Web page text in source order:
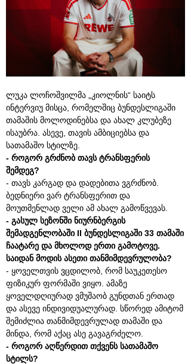
ლუკა ლოჩოშვილმა „კიოლნის“ საიტს
ინტერვიუ მისცა, რომელშიც ბუნდესლიგაში
თამაშის მოლოდინებსა და ახალ კლუბეზე
ისაუბრა. ასევე, თავის ამბიციებსა და
სათამაშო სტილზე.
- როგორ გრძნობ თავს ტრანსფერის
შემდეგ?
- თავს კარგად და დადებითა ვგრძნობ.
ბედნიერი ვარ ტრანსფერით და
მოუთმენლად ველი ამ ახალ გამოწვევას.
- გასულ სეზონში ნიურნბერგის
შემადგენლობაში II ბუნდესლიგაში 33 თამაში
ჩაატარე და მხოლოდ ერთი გამოტოვე.
საიდან მოდის ასეთი თანმიმდევრულობა?
- ყოველთვის ვცდილობ, რომ საუკეთესო
ფიზიკურ ფორმაში ვიყო. ამაზე
ყოველდღიურად ვმუშაობ გუნდთან ერთად
და ასევე ინდივიდუალურად. სწორედ ამიტომ
შემიძლია თანმიმდევრულად თამაში და
მინდა, რომ აქაც ასე გავაგრძელო.
- როგორ აღწერდით თქვენს სათამაშო
სტილს?